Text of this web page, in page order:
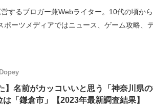
の総合サイト IT製品の技術・比較・事例
ス専門サイト
ーツメディアではニュース、ゲーム攻略、
Dopey
】名前がカッコいいと思う「神奈川県
「鎌倉市」【2023年最新調査結果】